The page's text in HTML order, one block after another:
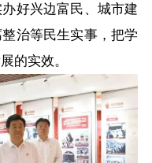
好兴边富民、城市建
治等民生实事，把学
的实效。